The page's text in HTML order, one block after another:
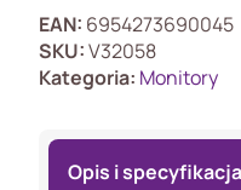
Monitor
LED
Hikvision,
18,5”,
HDMI,
VESA
EAN: 6954273690045
SKU:V32058
Kategoria: Monitory
Opis i specyfikacja